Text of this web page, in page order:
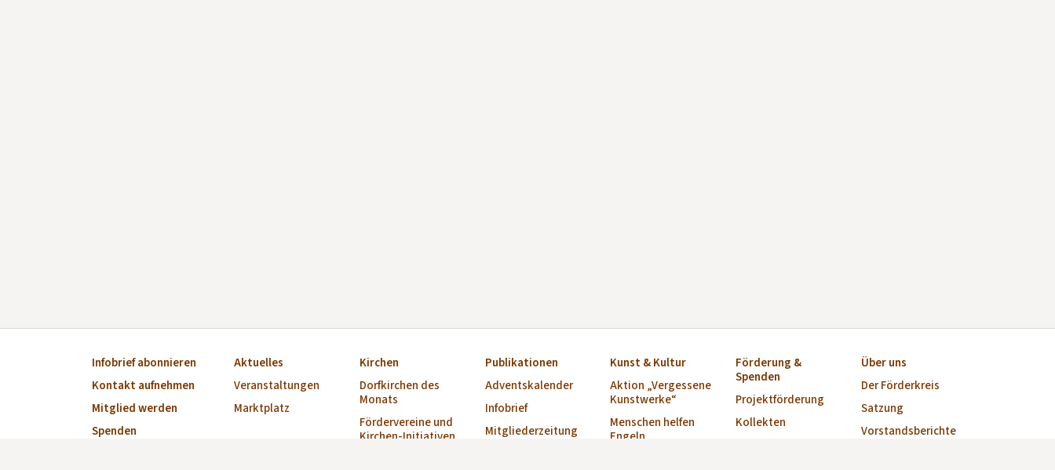
Infobrief abonnieren
Kontakt aufnehmen
Mitglied werden
Spenden
Aktuelles
Veranstaltungen
Marktplatz
Kirchen
Dorfkirchen des
Monats
Fördervereine und
Kirchen-Initiativen
Publikationen
Adventskalender
Infobrief
Mitgliederzeitung
Kunst & Kultur
Aktion „Vergessene
Kunstwerke“
Menschen helfen
Engeln
Förderung &
Spenden
Projektförderung
Kollekten
Über uns
Der Förderkreis
Satzung
Vorstandsberichte